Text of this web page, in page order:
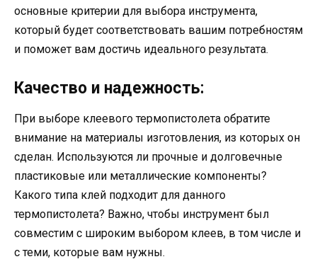
основные критерии для выбора инструмента,
который будет соответствовать вашим потребностям
и поможет вам достичь идеального результата.
Качество и надежность:
При выборе клеевого термопистолета обратите
внимание на материалы изготовления, из которых он
сделан. Используются ли прочные и долговечные
пластиковые или металлические компоненты?
Какого типа клей подходит для данного
термопистолета? Важно, чтобы инструмент был
совместим с широким выбором клеев, в том числе и
с теми, которые вам нужны.